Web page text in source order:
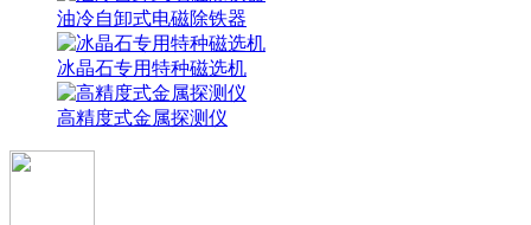
油冷自卸式电磁除铁器
冰晶石专用特种磁选机
高精度式金属探测仪